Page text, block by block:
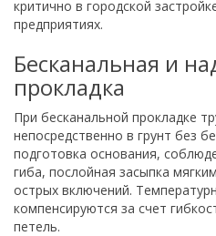
критично в городской
предприятиях.
Бесканальная и
прокладка
При бесканальной прокладке
непосредственно в грунт без
подготовка основания,
гиба, послойная засыпка
острых включений.
компенсируются за счет
петель.